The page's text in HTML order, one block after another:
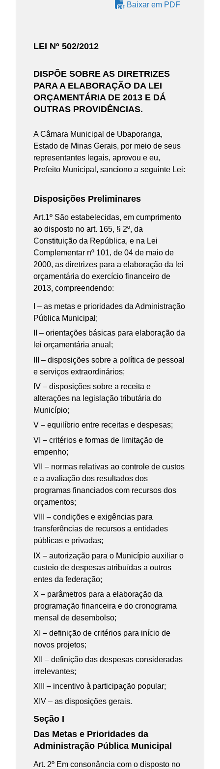
Baixar em PDF
LEI Nº 502/2012
DISPÕE SOBRE AS DIRETRIZES
PARA A ELABORAÇÃO DA LEI
ORÇAMENTÁRIA DE 2013 E DÁ
OUTRAS PROVIDÊNCIAS.
A Câmara Municipal de Ubaporanga,
Estado de Minas Gerais, por meio de seus
representantes legais, aprovou e eu,
Prefeito Municipal, sanciono a seguinte Lei:
Disposições Preliminares
Art.1º São estabelecidas, em cumprimento
ao disposto no art. 165, § 2º, da
Constituição da República, e na Lei
Complementar nº 101, de 04 de maio de
2000, as diretrizes para a elaboração da lei
orçamentária do exercício financeiro de
2013, compreendendo:
I – as metas e prioridades da Administração
Pública Municipal;
II – orientações básicas para elaboração da
lei orçamentária anual;
III – disposições sobre a política de pessoal
e serviços extraordinários;
IV – disposições sobre a receita e
alterações na legislação tributária do
Município;
V – equilíbrio entre receitas e despesas;
VI – critérios e formas de limitação de
empenho;
VII – normas relativas ao controle de custos
e a avaliação dos resultados dos
programas financiados com recursos dos
orçamentos;
VIII – condições e exigências para
transferências de recursos a entidades
públicas e privadas;
IX – autorização para o Município auxiliar o
custeio de despesas atribuídas a outros
entes da federação;
X – parâmetros para a elaboração da
programação financeira e do cronograma
mensal de desembolso;
XI – definição de critérios para início de
novos projetos;
XII – definição das despesas consideradas
irrelevantes;
XIII – incentivo à participação popular;
XIV – as disposições gerais.
Seção I
Das Metas e Prioridades da
Administração Pública Municipal
Art. 2º Em consonância com o disposto no